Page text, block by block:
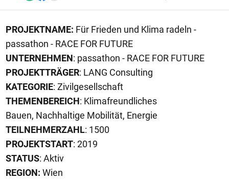
PROJEKTNAME: Für Frieden und Klima radeln -
passathon - RACE FOR FUTURE
UNTERNEHMEN: passathon - RACE FOR FUTURE
PROJEKTTRÄGER: LANG Consulting
KATEGORIE: Zivilgesellschaft
THEMENBEREICH: Klimafreundliches
Bauen, Nachhaltige Mobilität, Energie
TEILNEHMERZAHL: 1500
PROJEKTSTART: 2019
STATUS: Aktiv
REGION: Wien